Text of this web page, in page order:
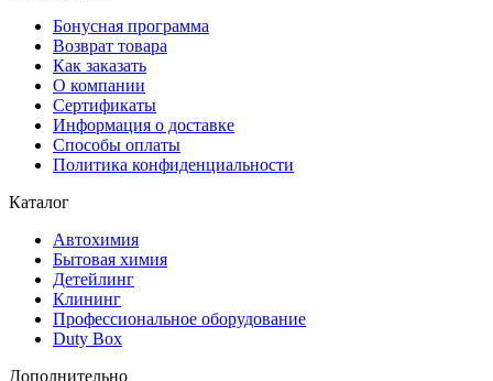
Бонусная программа
Возврат товара
Как заказать
О компании
Сертификаты
Информация о доставке
Способы оплаты
Политика конфиденциальности
Каталог
Автохимия
Бытовая химия
Детейлинг
Клининг
Профессиональное оборудование
Duty Box
Дополнительно